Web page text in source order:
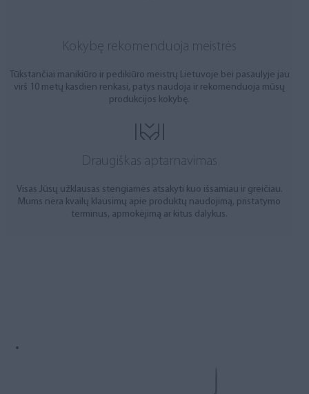
Kokybę rekomenduoja meistrės
Tūkstančiai manikiūro ir pedikiūro meistrų Lietuvoje bei pasaulyje jau
virš 10 metų kasdien renkasi, patys naudoja ir rekomenduoja mūsų
produkcijos kokybę.
Draugiškas aptarnavimas
Visas Jūsų užklausas stengiamės atsakyti kuo išsamiau ir greičiau.
Mums nėra kvailų klausimų apie produktų naudojimą, pristatymo
terminus, apmokėjimą ar kitus dalykus.